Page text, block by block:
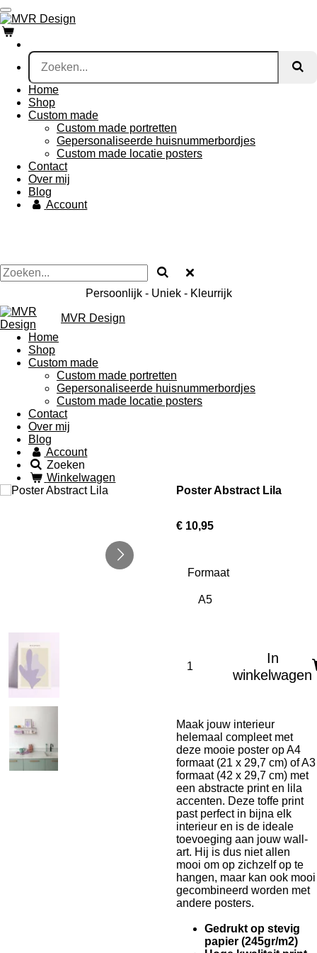
Ga
direct
naar
de
hoofdinhoud
Home
Shop
Custom made
Custom made portretten
Gepersonaliseerde huisnummerbordjes
Custom made locatie posters
Contact
Over mij
Blog
Account
Persoonlijk - Uniek - Kleurrijk
MVR Design
Home
Shop
Custom made
Custom made portretten
Gepersonaliseerde huisnummerbordjes
Custom made locatie posters
Contact
Over mij
Blog
Account
Zoeken
Winkelwagen
Poster Abstract Lila
€ 10,95
Formaat
In
winkelwagen
Maak jouw interieur
helemaal compleet met
deze mooie poster op A4
formaat (21 x 29,7 cm) of A3
formaat (42 x 29,7 cm) met
een abstracte print en lila
accenten. Deze toffe print
past perfect in bijna elk
interieur en is de ideale
toevoeging aan jouw wall-
art. Hij is dus niet allen
mooi om op zichzelf op te
hangen, maar kan ook mooi
gecombineerd worden met
andere posters.
Gedrukt op stevig
papier (245gr/m2)